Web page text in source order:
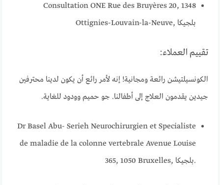
Consultation ONE Rue des Bruyères 20, 1348
Ottignies-Louvain-la-Neuve, بلجيكا
تقييم العملاء:
الكونسيلتيشن رائعة ومجانية! إنه لأمر رائع أن يكون لدينا محترفين
جيدين يقدمون العلاج إلى أطفالنا. جو حميم وودود للغاية.
Dr Basel Abu- Serieh Neurochirurgien et Specialiste
de maladie de la colonne vertebrale Avenue Louise
365, 1050 Bruxelles, بلجيكا.